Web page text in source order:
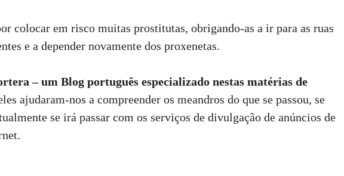
colocar em risco muitas prostitutas, obrigando-as a ir para as ruas
e a depender novamente dos proxenetas.
– um Blog português especializado nestas matérias de
ajudaram-nos a compreender os meandros do que se passou, se
se irá passar com os serviços de divulgação de anúncios de